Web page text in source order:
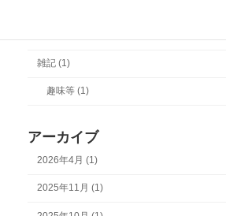
雑記 (1)
趣味等 (1)
アーカイブ
2026年4月 (1)
2025年11月 (1)